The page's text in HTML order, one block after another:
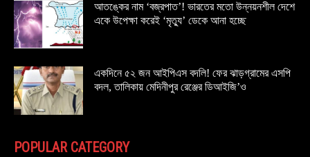
আতঙ্কের নাম ‘বজ্রপাত’! ভারতের মতো উন্নয়নশীল দেশে
একে উপেক্ষা করেই ‘মৃত্যু’ ডেকে আনা হচ্ছে
একদিনে ৫২ জন আইপিএস বদলি! ফের ঝাড়গ্রামের এসপি
বদল, তালিকায় মেদিনীপুর রেঞ্জের ডিআইজি’ও
POPULAR CATEGORY